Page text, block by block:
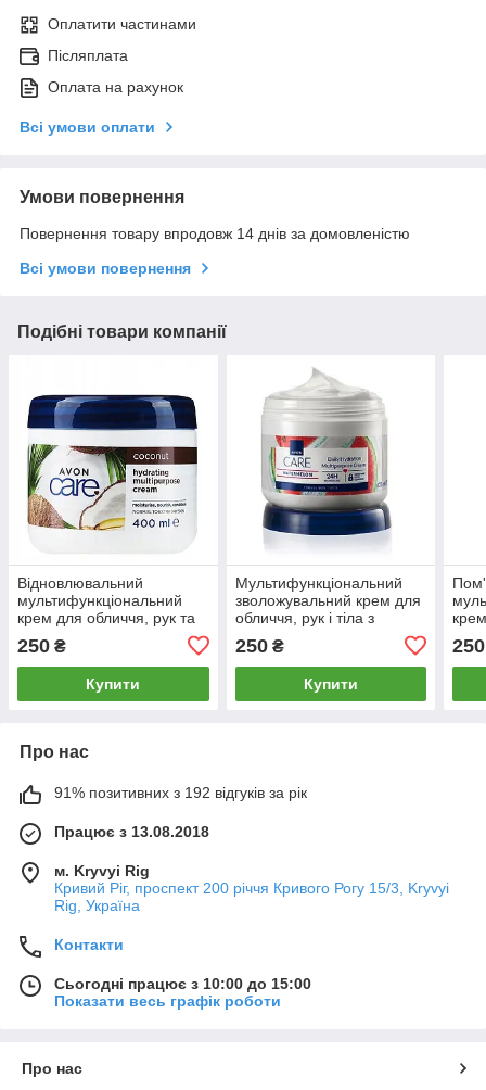
Оплатити частинами
Післяплата
Оплата на рахунок
Всі умови оплати
Умови повернення
Повернення товару впродовж 14 днів за домовленістю
Всі умови повернення
Подібні товари компанії
Відновлювальний
мультифункціональний
крем для обличчя, рук та
тіла з олією кокоса 400 мл
250 ₴
Купити
Мультифункціональний
зволожувальний крем для
обличчя, рук і тіла з
мл) AVON CARE
MULTIPURPOSE
250₴
Купити
250
Про нас
91% позитивних з 192 відгуків за рік
Працює з 13.08.2018
м. Kryvyi Rig
Кривий Ріг, проспект 200 річчя Кривого Рогу 15/3, Kryvyi
Rig, Україна
Контакти
Сьогодні працює з 10:00 до 15:00
Показати весь графік роботи
Про нас